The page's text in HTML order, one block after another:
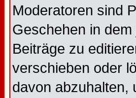
Moderatoren sind
Geschehen in
Beiträge zu
verschieben oder
davon abzuhalten,